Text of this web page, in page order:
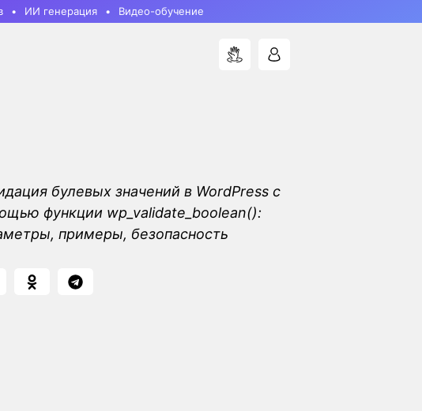
ИИ генерация Видео-обучение
булевых значений в WordPress с
функции wp_validate_boolean():
примеры, безопасность